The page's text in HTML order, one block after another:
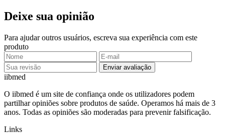
Deixe sua opinião
Para ajudar outros usuários, escreva sua experiência com este
produto
Enviar avaliação
iibmed
O iibmed é um site de confiança onde os utilizadores podem
partilhar opiniões sobre produtos de saúde. Operamos há mais de 3
anos. Todas as opiniões são moderadas para prevenir falsificação.
Links